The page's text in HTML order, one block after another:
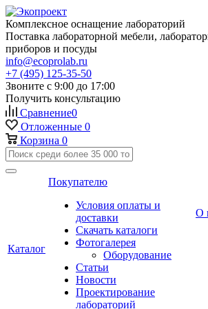
Комплексное оснащение лабораторий
Поставка лабораторной мебели,
приборов и посуды
info@ecoprolab.ru
+7 (495) 125-35-50
Звоните с 9:00 до 17:00
Получить консультацию
Сравнение0
Отложенные 0
Корзина 0
Каталог
Покупателю
Условия оплаты и
доставки
Скачать каталоги
Фотогалерея
Оборудование
Статьи
Новости
Проектирование
лабораторий
О